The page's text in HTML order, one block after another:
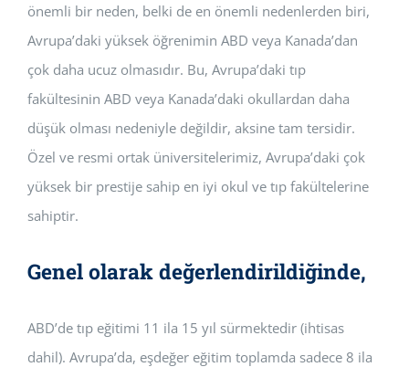
önemli bir neden, belki de en önemli nedenlerden biri,
Avrupa’daki yüksek öğrenimin ABD veya Kanada’dan
çok daha ucuz olmasıdır. Bu, Avrupa’daki tıp
fakültesinin ABD veya Kanada’daki okullardan daha
düşük olması nedeniyle değildir, aksine tam tersidir.
Özel ve resmi ortak üniversitelerimiz, Avrupa’daki çok
yüksek bir prestije sahip en iyi okul ve tıp fakültelerine
sahiptir.
Genel olarak değerlendirildiğinde,
ABD’de tıp eğitimi 11 ila 15 yıl sürmektedir (ihtisas
dahil). Avrupa’da, eşdeğer eğitim toplamda sadece 8 ila